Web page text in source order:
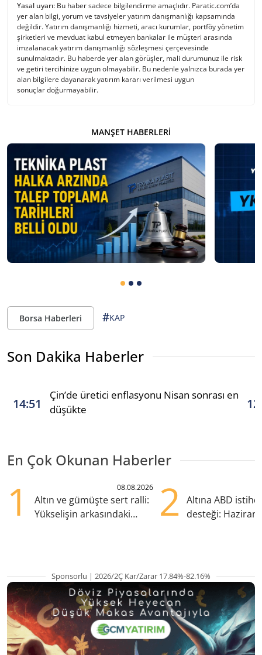
Yasal uyarı: Bu haber sadece bilgilendirme amaçlıdır. Paratic.com’da
yer alan bilgi, yorum ve tavsiyeler yatırım danışmanlığı kapsamında
değildir. Yatırım danışmanlığı hizmeti, aracı kurumlar, portföy yönetim
şirketleri ve mevduat kabul etmeyen bankalar ile müşteri arasında
imzalanacak yatırım danışmanlığı sözleşmesi çerçevesinde
sunulmaktadır. Bu haberde yer alan görüşler, mali durumunuz ile risk
ve getiri tercihinize uygun olmayabilir. Bu nedenle yalnızca burada yer
alan bilgilere dayanarak yatırım kararı verilmesi uygun
sonuçlar doğurmayabilir.
MANŞET HABERLERI
Borsa Haberleri #KAP
Son Dakika Haberler
14:51
Çin’de üretici enflasyonu Nisan sonrası en
düşükte
En Çok Okunan Haberler
1 08.08.2026
Altın ve gümüşte sert ralli:
Yükselişin arkasındaki
2
Altına ABD
desteği:
Sponsorlu | 2026/2Ç Kar/Zarar 17.84%-82.16%